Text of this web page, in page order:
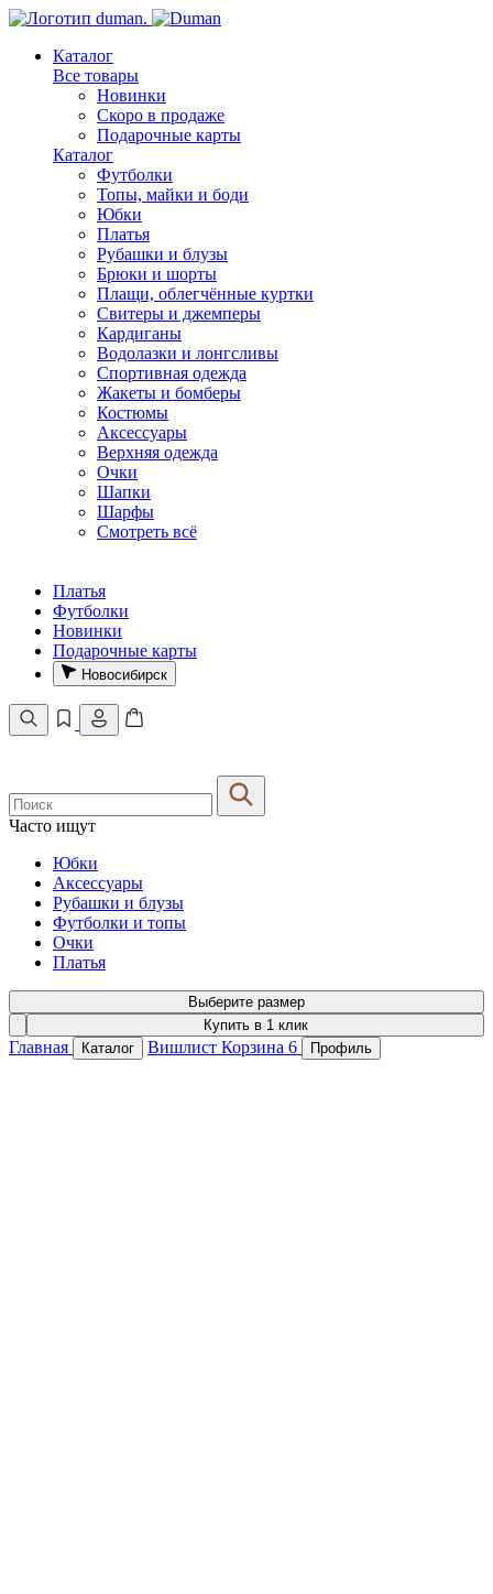
Каталог
Все товары
Новинки
Скоро в продаже
Подарочные карты
Каталог
Футболки
Топы, майки и боди
Юбки
Платья
Рубашки и блузы
Брюки и шорты
Плащи, облегчённые куртки
Свитеры и джемперы
Кардиганы
Водолазки и лонгсливы
Спортивная одежда
Жакеты и бомберы
Костюмы
Аксессуары
Верхняя одежда
Очки
Шапки
Шарфы
Смотреть всё
Платья
Футболки
Новинки
Подарочные карты
Новосибирск
Часто ищут
Юбки
Аксессуары
Рубашки и блузы
Футболки и топы
Очки
Платья
Выберите размер
Купить в 1 клик
Главная Каталог Вишлист Корзина 6 Профиль